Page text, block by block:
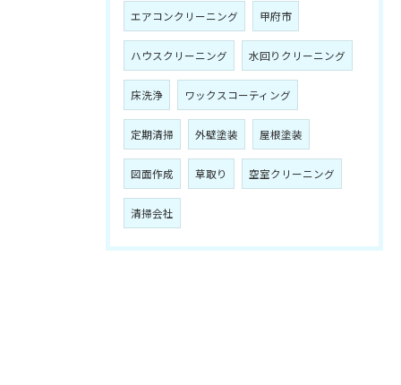
エアコンクリーニング 甲府市
ハウスクリーニング 水回りクリーニング
床洗浄 ワックスコーティング
定期清掃 外壁塗装 屋根塗装
図面作成 草取り 空室クリーニング
清掃会社